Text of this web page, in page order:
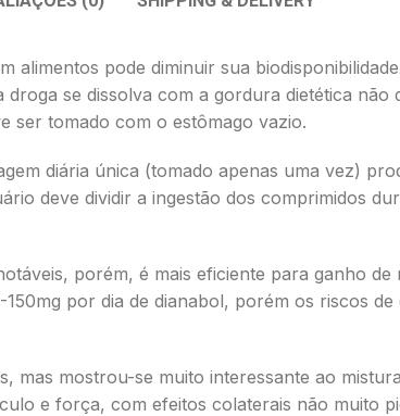
pode diminuir sua
se dissolva com a gordura dietética
ser tomado com o estômago vazio.
diária única (tomado apenas uma vez)
deve dividir a ingestão dos comprimidos
porém, é mais eficiente para ganho
por dia de dianabol, porém os riscos
mas mostrou-se muito interessante ao
e força, com efeitos colaterais não muito